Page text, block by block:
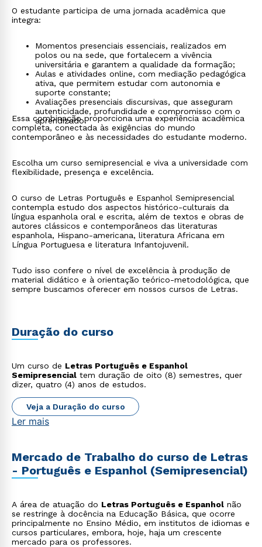
O estudante participa de uma jornada acadêmica que
integra:
Momentos presenciais essenciais, realizados em
polos ou na sede, que fortalecem a vivência
universitária e garantem a qualidade da formação;
Aulas e atividades online, com mediação pedagógica
ativa, que permitem estudar com autonomia e
suporte constante;
Avaliações presenciais discursivas, que asseguram
autenticidade, profundidade e compromisso com o
aprendizado.
Essa combinação proporciona uma experiência acadêmica
completa, conectada às exigências do mundo
contemporâneo e às necessidades do estudante moderno.
Escolha um curso semipresencial e viva a universidade com
flexibilidade, presença e excelência.
O curso de Letras Português e Espanhol Semipresencial
contempla estudo dos aspectos histórico-culturais da
língua espanhola oral e escrita, além de textos e obras de
autores clássicos e contemporâneos das literaturas
espanhola, Hispano-americana, literatura Africana em
Língua Portuguesa e literatura Infantojuvenil.
Tudo isso confere o nível de excelência à produção de
material didático e à orientação teórico-metodológica, que
sempre buscamos oferecer em nossos cursos de Letras.
Duração do curso
Um curso de Letras Português e Espanhol
Semipresencial tem duração de oito (8) semestres, quer
dizer, quatro (4) anos de estudos.
Veja a Duração do curso
Ler mais
Mercado de Trabalho do curso de Letras
- Português e Espanhol (Semipresencial)
A área de atuação do Letras Português e Espanhol não
se restringe à docência na Educação Básica, que ocorre
principalmente no Ensino Médio, em institutos de idiomas e
cursos particulares, embora, hoje, haja um crescente
mercado para os professores.